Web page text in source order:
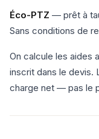
Éco-PTZ — prêt à
Sans conditions de
On calcule les aides
inscrit dans le devis.
charge net — pas le